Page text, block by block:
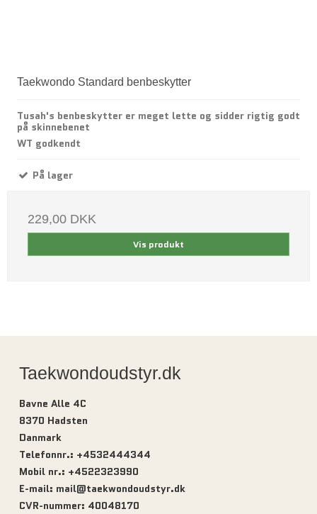
Taekwondo Standard benbeskytter
Tusah's benbeskytter er meget lette og sidder rigtig godt
på skinnebenet
WT godkendt
På lager
229,00 DKK
Vis produkt
Taekwondoudstyr.dk
Bavne Alle 4C
8370 Hadsten
Danmark
Telefonnr.: +4532444344
Mobil nr.: +4522323990
E-mail: mail@taekwondoudstyr.dk
CVR-nummer: 40048170